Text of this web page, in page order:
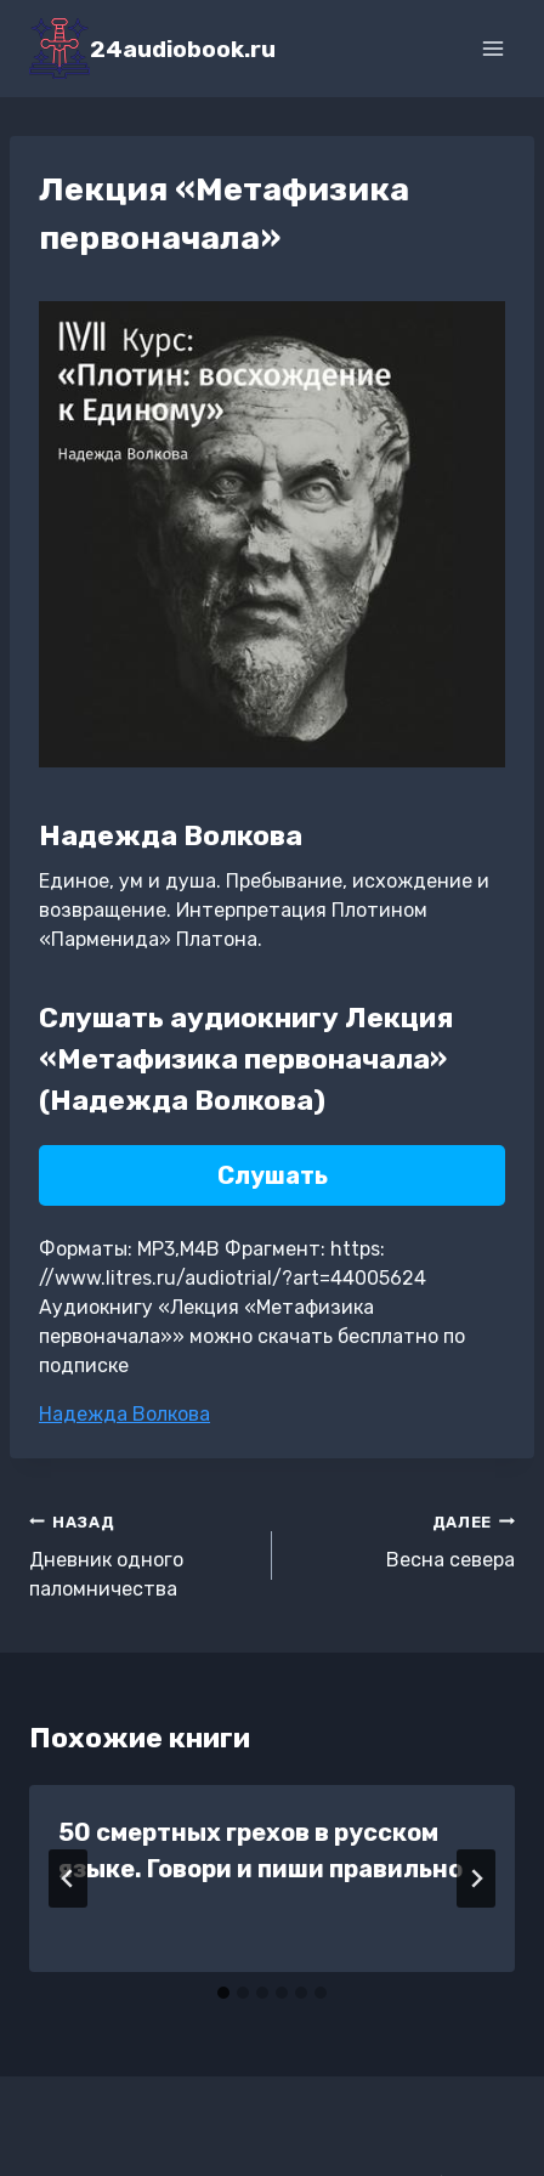
Перейти
содержимому
24audiobook.ru
Лекция «Метафизика
первоначала»
Надежда Волкова
Единое, ум и душа. Пребывание, исхождение и
возвращение. Интерпретация Плотином
«Парменида» Платона.
Слушать аудиокнигу Лекция
«Метафизика первоначала»
(Надежда Волкова)
Слушать
Форматы: MP3,M4B Фрагмент: https:
//www.litres.ru/audiotrial/?art=44005624
Аудиокнигу «Лекция «Метафизика
первоначала»» можно скачать бесплатно по
подписке
Метки
Надежда Волкова
Навигация
по
записям
НАЗАД
Дневник одного
паломничества
ДАЛЕЕ
Весна севера
Похожие книги
50 смертных грехов в русском
языке. Говори и пиши правильно